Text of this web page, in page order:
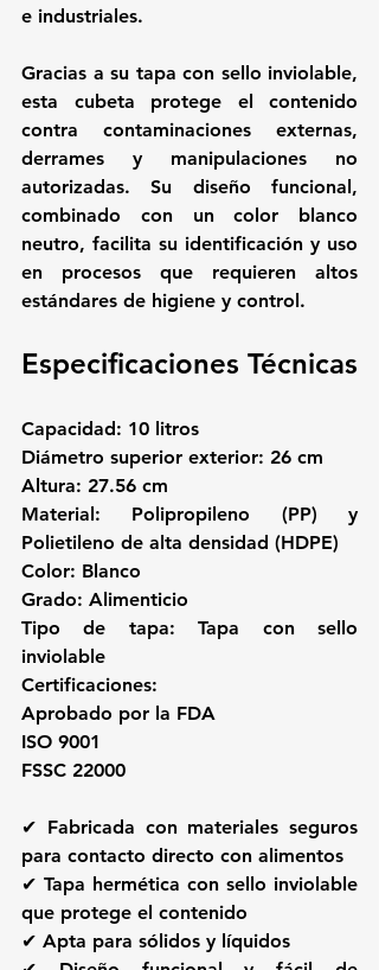
e industriales.
Gracias a su tapa con sello inviolable,
esta cubeta protege el contenido
contra contaminaciones externas,
derrames y manipulaciones no
autorizadas. Su diseño funcional,
combinado con un color blanco
neutro, facilita su identificación y uso
en procesos que requieren altos
estándares de higiene y control.
Especificaciones Técnicas
Capacidad: 10 litros
Diámetro superior exterior: 26 cm
Altura: 27.56 cm
Material: Polipropileno (PP) y
Polietileno de alta densidad (HDPE)
Color: Blanco
Grado: Alimenticio
Tipo de tapa: Tapa con sello
inviolable
Certificaciones:
Aprobado por la FDA
ISO 9001
FSSC 22000
✔ Fabricada con materiales seguros
para contacto directo con alimentos
✔ Tapa hermética con sello inviolable
que protege el contenido
✔ Apta para sólidos y líquidos